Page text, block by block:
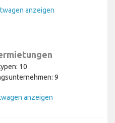
anzeigen
10
9
anzeigen